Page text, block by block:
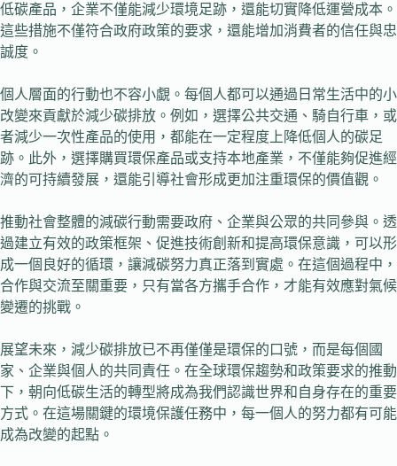
低碳產品，企業不僅能減少環境足跡，還能切實降低運營成本。
這些措施不僅符合政府政策的要求，還能增加消費者的信任與忠
誠度。
個人層面的行動也不容小覷。每個人都可以通過日常生活中的小
改變來貢獻於減少碳排放。例如，選擇公共交通、騎自行車，或
者減少一次性產品的使用，都能在一定程度上降低個人的碳足
跡。此外，選擇購買環保產品或支持本地產業，不僅能夠促進經
濟的可持續發展，還能引導社會形成更加注重環保的價值觀。
推動社會整體的減碳行動需要政府、企業與公眾的共同參與。透
過建立有效的政策框架、促進技術創新和提高環保意識，可以形
成一個良好的循環，讓減碳努力真正落到實處。在這個過程中，
合作與交流至關重要，只有當各方攜手合作，才能有效應對氣候
變遷的挑戰。
展望未來，減少碳排放已不再僅僅是環保的口號，而是每個國
家、企業與個人的共同責任。在全球環保趨勢和政策要求的推動
下，朝向低碳生活的轉型將成為我們認識世界和自身存在的重要
方式。在這場關鍵的環境保護任務中，每一個人的努力都有可能
成為改變的起點。